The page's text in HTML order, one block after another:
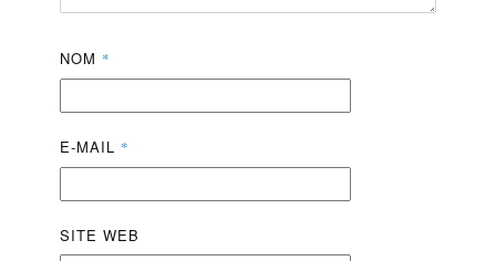
NOM *
E-MAIL *
SITE WEB